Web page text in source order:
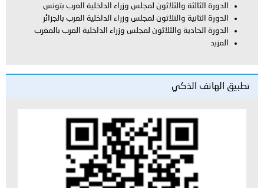
والثلاثون لمجلس وزراء الداخلية العرب بتونس
والثلاثون لمجلس وزراء الداخلية العرب بالجزائر
والثلاثون لمجلس وزراء الداخلية العرب بالمغرب